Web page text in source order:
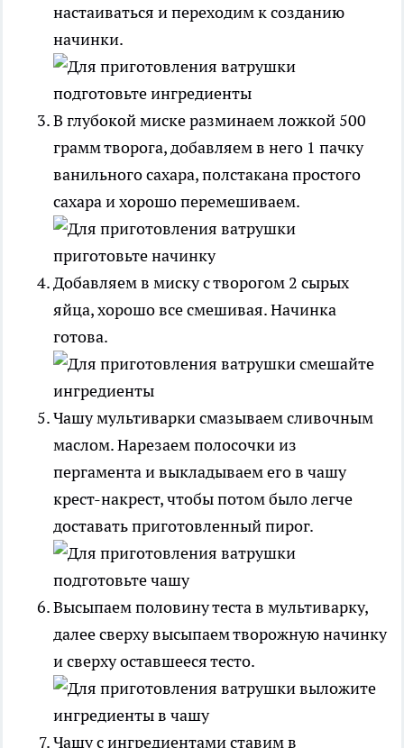
настаиваться и переходим к созданию
начинки.
В глубокой миске разминаем ложкой 500
грамм творога, добавляем в него 1 пачку
ванильного сахара, полстакана простого
сахара и хорошо перемешиваем.
Добавляем в миску с творогом 2 сырых
яйца, хорошо все смешивая. Начинка
готова.
Чашу мультиварки смазываем сливочным
маслом. Нарезаем полосочки из
пергамента и выкладываем его в чашу
крест-накрест, чтобы потом было легче
доставать приготовленный пирог.
Высыпаем половину теста в мультиварку,
далее сверху высыпаем творожную начинку
и сверху оставшееся тесто.
Чашу с ингредиентами ставим в